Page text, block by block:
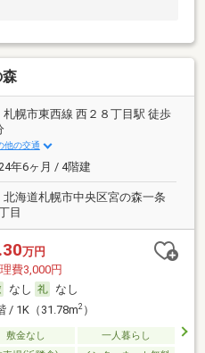
札幌市東西線 西２８丁目駅 徒歩
他の交通
年6ヶ月 / 4階建
北海道札幌市中央区宮の森一条
目
万円
費3,000円
なし
なし
/ 1K（31.78m2）
敷金なし
一人暮らし